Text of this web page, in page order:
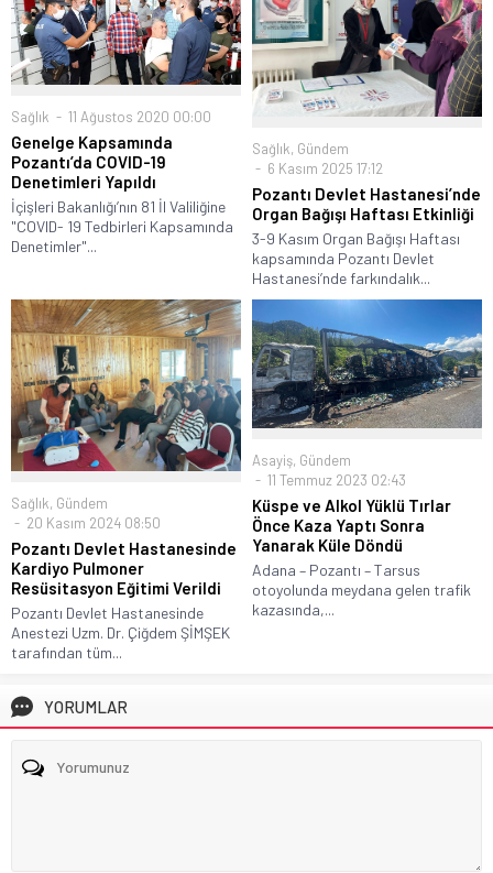
Sağlık 11 Ağustos 2020 00:00
Genelge Kapsamında
Pozantı’da COVID-19
Denetimleri Yapıldı
İçişleri Bakanlığı’nın 81 İl Valiliğine
"COVID- 19 Tedbirleri Kapsamında
Denetimler"...
Sağlık, Gündem
6 Kasım 2025 17:12
Pozantı Devlet Hastanesi’nde
Organ Bağışı Haftası Etkinliği
3-9 Kasım Organ Bağışı Haftası
kapsamında Pozantı Devlet
Hastanesi’nde farkındalık...
Sağlık, Gündem
20 Kasım 2024 08:50
Pozantı Devlet Hastanesinde
Kardiyo Pulmoner
Resüsitasyon Eğitimi Verildi
Pozantı Devlet Hastanesinde
Anestezi Uzm. Dr. Çiğdem ŞİMŞEK
tarafından tüm...
Asayiş, Gündem
11 Temmuz 2023 02:43
Küspe ve Alkol Yüklü Tırlar
Önce Kaza Yaptı Sonra
Yanarak Küle Döndü
Adana – Pozantı – Tarsus
otoyolunda meydana gelen trafik
kazasında,...
YORUMLAR